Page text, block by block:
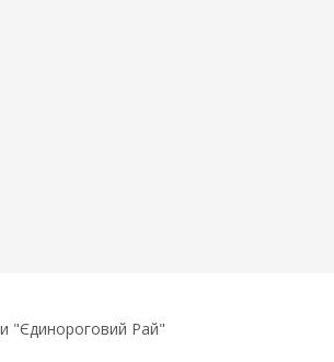
"Єдинороговий Рай"